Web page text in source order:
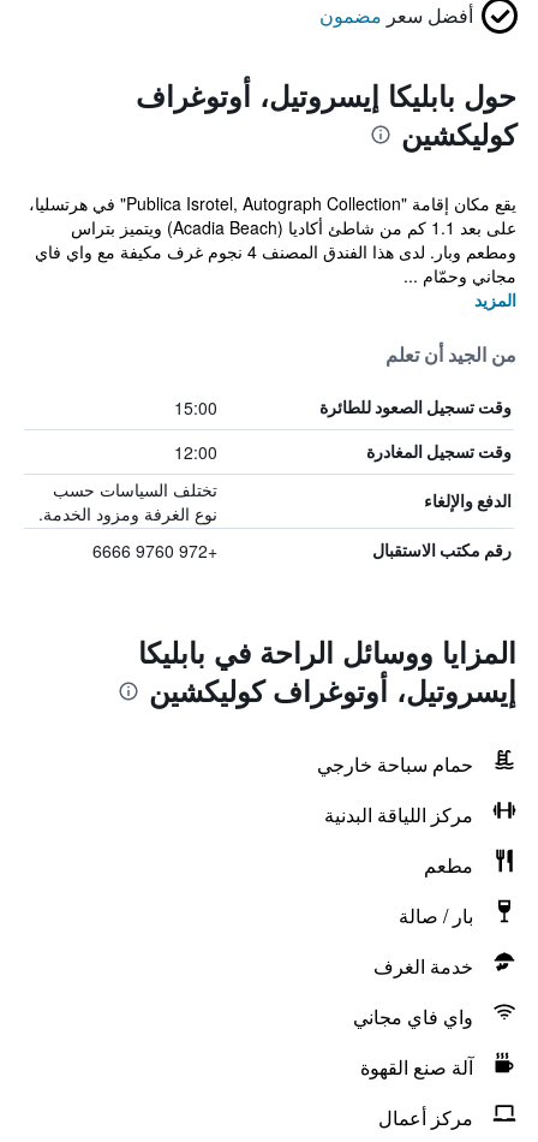
أفضل سعر مضمون
حول بابليكا إيسروتيل، أوتوغراف
كوليكشين
يقع مكان إقامة "Publica Isrotel, Autograph Collection" في هرتسليا،
على بعد 1.1 كم من شاطئ أكاديا (Acadia Beach) ويتميز بتراس
ومطعم وبار. لدى هذا الفندق المصنف 4 نجوم غرف مكيفة مع واي فاي
مجاني وحمّام ...
المزيد
من الجيد أن تعلم
وقت تسجيل الصعود للطائرة 15:00
وقت تسجيل المغادرة 12:00
الدفع والإلغاء
تختلف السياسات حسب
نوع الغرفة ومزود الخدمة.
رقم مكتب الاستقبال +972 9760 6666
المزايا ووسائل الراحة في بابليكا
إيسروتيل، أوتوغراف كوليكشين
حمام سباحة خارجي
مركز اللياقة البدنية
مطعم
بار / صالة
خدمة الغرف
واي فاي مجاني
آلة صنع القهوة
مركز أعمال